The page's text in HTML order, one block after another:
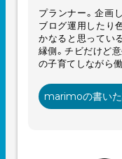
プランナー。企画
ブログ運用したり
かなると思ってい
縁側。チビだけど
の子育てしながら働
marimoの書い